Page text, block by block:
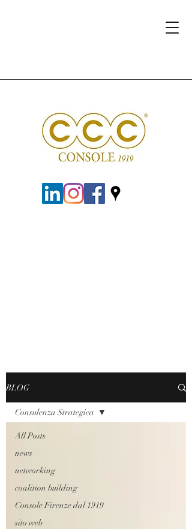
BLOG
All Posts
news
networking
coalition building
Console Firenze dal 1919
sito web
Consulenza Strategica